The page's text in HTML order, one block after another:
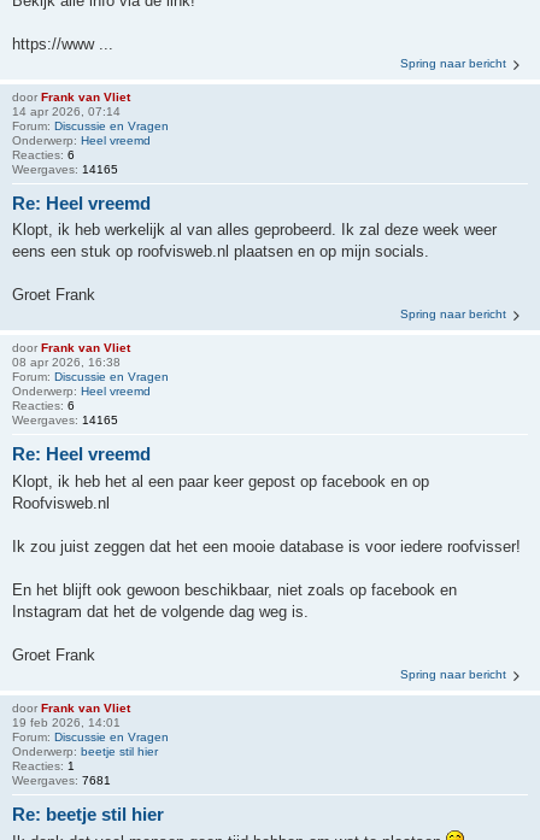
https://www ...
Spring naar bericht
door Frank van Vliet
14 apr 2026, 07:14
Forum: Discussie en Vragen
Onderwerp: Heel vreemd
Reacties: 6
Weergaves: 14165
Re: Heel vreemd
Klopt, ik heb werkelijk al van alles geprobeerd. Ik zal deze week weer
eens een stuk op roofvisweb.nl plaatsen en op mijn socials.
Groet Frank
Spring naar bericht
door Frank van Vliet
08 apr 2026, 16:38
Forum: Discussie en Vragen
Onderwerp: Heel vreemd
Reacties: 6
Weergaves: 14165
Re: Heel vreemd
Klopt, ik heb het al een paar keer gepost op facebook en op
Roofvisweb.nl
Ik zou juist zeggen dat het een mooie database is voor iedere roofvisser!
En het blijft ook gewoon beschikbaar, niet zoals op facebook en
Instagram dat het de volgende dag weg is.
Groet Frank
Spring naar bericht
door Frank van Vliet
19 feb 2026, 14:01
Forum: Discussie en Vragen
Onderwerp: beetje stil hier
Reacties: 1
Weergaves: 7681
Re: beetje stil hier